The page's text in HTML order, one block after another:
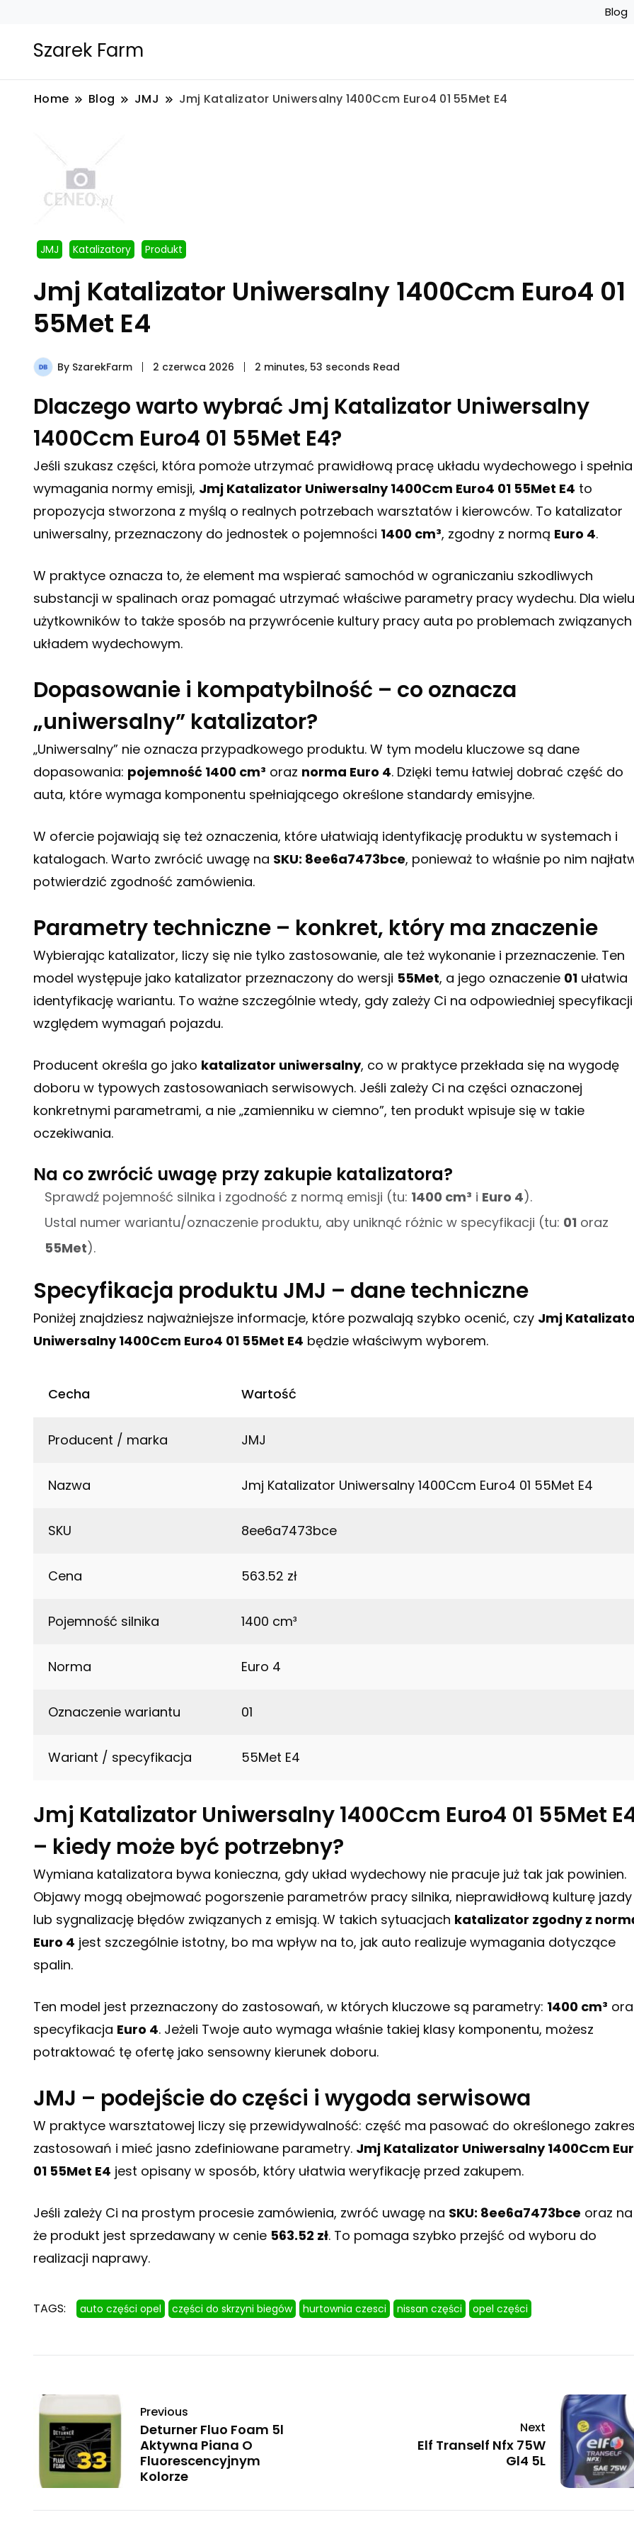
Blog
Szarek Farm
Home Blog JMJ Jmj Katalizator Uniwersalny 1400Ccm Euro4 01 55Met E4
JMJ Katalizatory Produkt
Jmj Katalizator Uniwersalny 1400Ccm Euro4 01
55Met E4
By SzarekFarm 2 czerwca 2026 2 minutes, 53 seconds Read
Dlaczego warto wybrać Jmj Katalizator Uniwersalny
1400Ccm Euro4 01 55Met E4?
Jeśli szukasz części, która pomoże utrzymać prawidłową pracę układu wydechowego i spełnia
wymagania normy emisji, Jmj Katalizator Uniwersalny 1400Ccm Euro4 01 55Met E4 to
propozycja stworzona z myślą o realnych potrzebach warsztatów i kierowców. To katalizator
uniwersalny, przeznaczony do jednostek o pojemności 1400 cm³, zgodny z normą Euro 4.
W praktyce oznacza to, że element ma wspierać samochód w ograniczaniu szkodliwych
substancji w spalinach oraz pomagać utrzymać właściwe parametry pracy wydechu. Dla wielu
użytkowników to także sposób na przywrócenie kultury pracy auta po problemach związanych
układem wydechowym.
Dopasowanie i kompatybilność – co oznacza
„uniwersalny” katalizator?
„Uniwersalny” nie oznacza przypadkowego produktu. W tym modelu kluczowe są dane
dopasowania: pojemność 1400 cm³ oraz norma Euro 4. Dzięki temu łatwiej dobrać część do
auta, które wymaga komponentu spełniającego określone standardy emisyjne.
W ofercie pojawiają się też oznaczenia, które ułatwiają identyfikację produktu w systemach i
katalogach. Warto zwrócić uwagę na SKU: 8ee6a7473bce, ponieważ to właśnie po nim
potwierdzić zgodność zamówienia.
Parametry techniczne – konkret, który ma znaczenie
Wybierając katalizator, liczy się nie tylko zastosowanie, ale też wykonanie i przeznaczenie. Ten
model występuje jako katalizator przeznaczony do wersji 55Met, a jego oznaczenie 01 ułatwia
identyfikację wariantu. To ważne szczególnie wtedy, gdy zależy Ci na odpowiedniej specyfikacji
względem wymagań pojazdu.
Producent określa go jako katalizator uniwersalny, co w praktyce przekłada się na wygodę
doboru w typowych zastosowaniach serwisowych. Jeśli zależy Ci na części oznaczonej
konkretnymi parametrami, a nie „zamienniku w ciemno”, ten produkt wpisuje się w takie
oczekiwania.
Na co zwrócić uwagę przy zakupie katalizatora?
Sprawdź pojemność silnika i zgodność z normą emisji (tu: 1400 cm³ i Euro 4).
Ustal numer wariantu/oznaczenie produktu, aby uniknąć różnic w specyfikacji (tu: 01 oraz
55Met).
Specyfikacja produktu JMJ – dane techniczne
Poniżej znajdziesz najważniejsze informacje, które pozwalają szybko ocenić, czy Jmj
Uniwersalny 1400Ccm Euro4 01 55Met E4 będzie właściwym wyborem.
Cecha Wartość
Producent / marka JMJ
Nazwa Jmj Katalizator Uniwersalny 1400Ccm Euro4 01 55Met E4
SKU 8ee6a7473bce
Cena 563.52 zł
Pojemność silnika 1400 cm³
Norma Euro 4
Oznaczenie wariantu 01
Wariant / specyfikacja 55Met E4
Jmj Katalizator Uniwersalny 1400Ccm Euro4 01 55Met
– kiedy może być potrzebny?
Wymiana katalizatora bywa konieczna, gdy układ wydechowy nie pracuje już tak jak powinien.
Objawy mogą obejmować pogorszenie parametrów pracy silnika, nieprawidłową kulturę jazdy
lub sygnalizację błędów związanych z emisją. W takich sytuacjach katalizator zgodny z
Euro 4 jest szczególnie istotny, bo ma wpływ na to, jak auto realizuje wymagania dotyczące
spalin.
Ten model jest przeznaczony do zastosowań, w których kluczowe są parametry: 1400 cm³
specyfikacja Euro 4. Jeżeli Twoje auto wymaga właśnie takiej klasy komponentu, możesz
potraktować tę ofertę jako sensowny kierunek doboru.
JMJ – podejście do części i wygoda serwisowa
W praktyce warsztatowej liczy się przewidywalność: część ma pasować do określonego
zastosowań i mieć jasno zdefiniowane parametry. Jmj Katalizator Uniwersalny 1400Ccm
01 55Met E4 jest opisany w sposób, który ułatwia weryfikację przed zakupem.
Jeśli zależy Ci na prostym procesie zamówienia, zwróć uwagę na SKU: 8ee6a7473bce oraz
że produkt jest sprzedawany w cenie 563.52 zł. To pomaga szybko przejść od wyboru do
realizacji naprawy.
TAGS: auto części opel części do skrzyni biegów hurtownia czesci nissan części opel części
Previous
Deturner Fluo Foam 5l
Aktywna Piana O
Fluorescencyjnym
Kolorze
Next
Elf Tranself Nfx 75W
Gl4 5L